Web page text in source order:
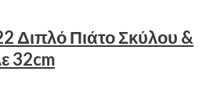
Διπλό Πιάτο Σκύλου &
32cm